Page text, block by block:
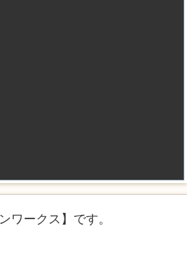
ワークス】です。